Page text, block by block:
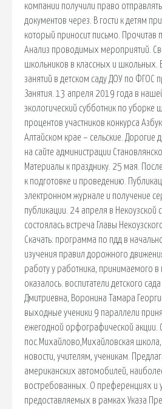
компании получили право
документов через. В гости к детям
который приносит письмо. Прочитав
Анализ проводимых мероприятий.
школьников в классных и школьных.
занятий в детском саду ДОУ по ФГОС
Занятия. 13 апреля 2019 года в
экологический субботник по уборке
процентов участников конкурса
Алтайском крае – сельские. Дорогие
на сайте администрации
Материалы к празднику. 25 мая.
к подготовке и проведению.
электронном журнале и получение
публикации. 24 апреля в Некоузской
состоялась встреча Главы
Скачать: программа по пдд в
изучения правил дорожного
работу у работника, принимаемого
оказалось. воспитатели детского
Дмитриевна, Воронина Тамара
выходные ученики 9 параллели
ежегодной орфографической акции.
пос.Михайлово,Михайловская
новости, учителям, ученикам.
американских автомобилей,
востребованных. О преференциях и
предоставляемых в рамках Указа